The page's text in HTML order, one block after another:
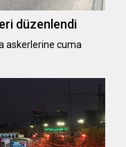
düzenlendi
askerlerine cuma